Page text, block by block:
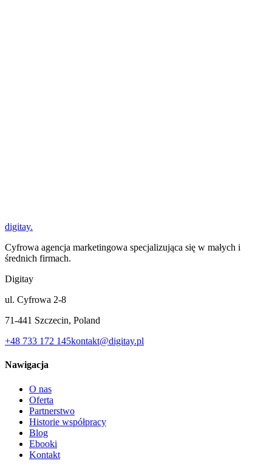
digitay.
Cyfrowa agencja marketingowa specjalizująca się w małych i
średnich firmach.
Digitay
ul. Cyfrowa 2-8
71-441 Szczecin, Poland
+48 733 172 145kontakt@digitay.pl
Nawigacja
O nas
Oferta
Partnerstwo
Historie współpracy
Blog
Ebooki
Kontakt